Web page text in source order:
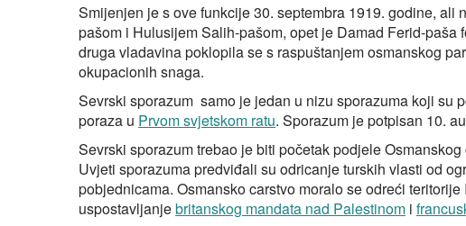
Smijenjen je s ove funkcije 30. septembra 1919. godine,
pašom i Hulusijem Salih-pašom, opet je Damad Ferid-
druga vladavina poklopila se s raspuštanjem osmanskog
okupacionih snaga.
Sevrski sporazum samo je jedan u nizu sporazuma koji su
poraza u Prvom svjetskom ratu. Sporazum je potpisan 10.
Sevrski sporazum trebao je biti početak podjele
Uvjeti sporazuma predviđali su odricanje turskih vlasti od
pobjednicama. Osmansko carstvo moralo se odreći
uspostavljanjebritanskog mandata nad Palestinom i